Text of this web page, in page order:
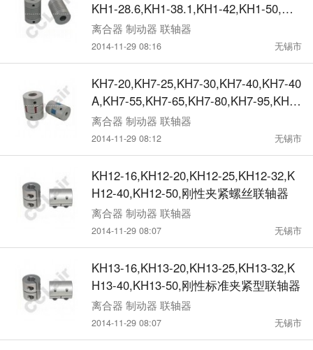
KH1-28.6,KH1-38.1,KH1-42,KH1-50,螺
旋定位联轴器
离合器 制动器 联轴器
2014-11-29 08:16 无锡市
KH7-20,KH7-25,KH7-30,KH7-40,KH7-40
A,KH7-55,KH7-65,KH7-80,KH7-95,KH7-
105,梅花型定位联轴器
离合器 制动器 联轴器
2014-11-29 08:12 无锡市
KH12-16,KH12-20,KH12-25,KH12-32,K
H12-40,KH12-50,刚性夹紧螺丝联轴器
离合器 制动器 联轴器
2014-11-29 08:07 无锡市
KH13-16,KH13-20,KH13-25,KH13-32,K
H13-40,KH13-50,刚性标准夹紧型联轴器
离合器 制动器 联轴器
2014-11-29 08:07 无锡市